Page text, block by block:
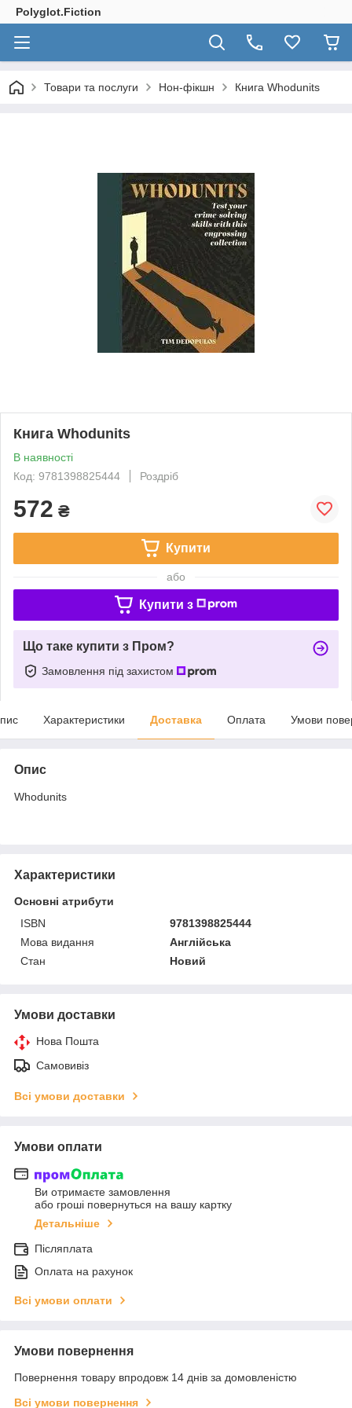
Polyglot.Fiction
Товари та послуги Нон-фікшн Книга Whodunits
Книга Whodunits
В наявності
Код: 9781398825444
Роздріб
572 ₴
Купити
або
Купити з
Що таке купити з Пром?
Замовлення під захистом
Характеристики Доставка Оплата Умови
Опис
Whodunits
Характеристики
Основні атрибути
ISBN
9781398825444
Мова видання
Англійська
Стан
Новий
Умови доставки
Нова Пошта
Самовивіз
Всі умови доставки
Умови оплати
Ви отримаєте замовлення
або гроші повернуться на вашу картку
Детальніше
Післяплата
Оплата на рахунок
Всі умови оплати
Умови повернення
Повернення товару впродовж 14 днів за домовленістю
Всі умови повернення